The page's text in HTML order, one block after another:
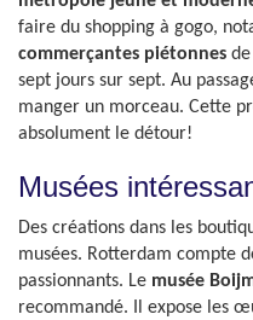
faire du shopping à gogo,
commerçantes piétonnes
sept jours sur sept. Au
manger un morceau. Cette
absolument le détour!
Musées
Des créations dans les
musées. Rotterdam compte
passionnants. Le musée
recommandé. Il expose les